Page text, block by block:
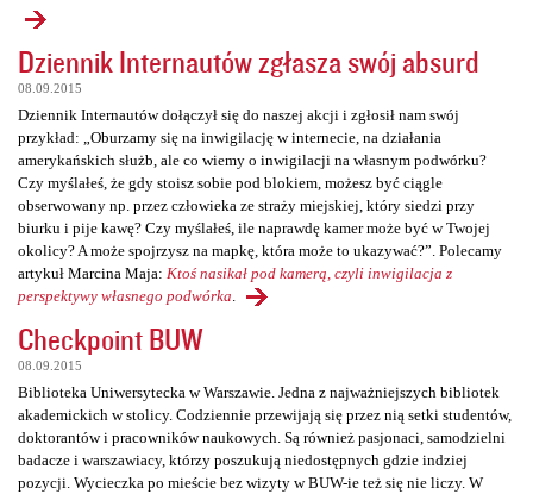
Dziennik Internautów zgłasza swój absurd
08.09.2015
Dziennik Internautów dołączył się do naszej akcji i zgłosił nam swój
przykład: „Oburzamy się na inwigilację w internecie, na działania
amerykańskich służb, ale co wiemy o inwigilacji na własnym podwórku?
Czy myślałeś, że gdy stoisz sobie pod blokiem, możesz być ciągle
obserwowany np. przez człowieka ze straży miejskiej, który siedzi przy
biurku i pije kawę? Czy myślałeś, ile naprawdę kamer może być w Twojej
okolicy? A może spojrzysz na mapkę, która może to ukazywać?”. Polecamy
artykuł Marcina Maja: Ktoś nasikał pod kamerą, czyli inwigilacja z
perspektywy własnego podwórka
Checkpoint BUW
08.09.2015
Biblioteka Uniwersytecka w Warszawie. Jedna z najważniejszych bibliotek
akademickich w stolicy. Codziennie przewijają się przez nią setki studentów,
doktorantów i pracowników naukowych. Są również pasjonaci, samodzielni
badacze i warszawiacy, którzy poszukują niedostępnych gdzie indziej
pozycji. Wycieczka po mieście bez wizyty w BUW-ie też się nie liczy. W